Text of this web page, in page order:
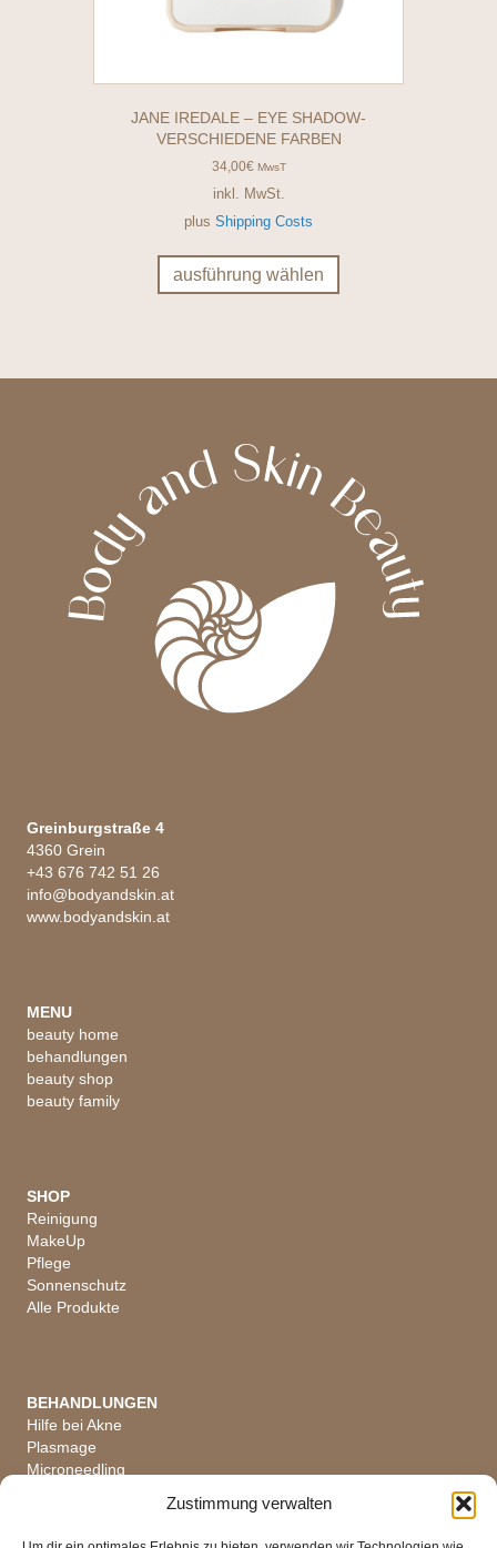
Zustimmung verwalten
JANE IREDALE – EYE SHADOW-
VERSCHIEDENE FARBEN
34,00€ MwsT
inkl. MwSt.
plus Shipping Costs
ausführung wählen
weist
Die
Produktseite
gewählt
werden
Greinburgstraße 4
4360 Grein
+43 676 742 51 26
info@bodyandskin.at
www.bodyandskin.at
MENU
beauty home
behandlungen
beauty shop
beauty family
SHOP
Reinigung
MakeUp
Pflege
Sonnenschutz
Alle Produkte
BEHANDLUNGEN
Hilfe bei Akne
Plasmage
Microneedling